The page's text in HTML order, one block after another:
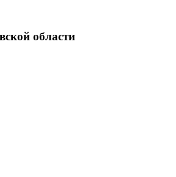
области